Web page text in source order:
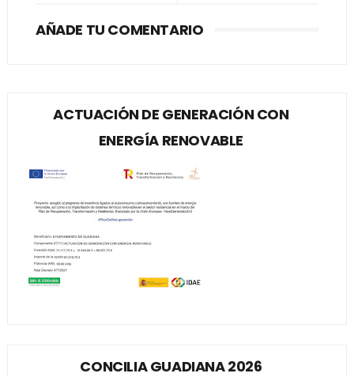
AÑADE TU COMENTARIO
ACTUACIÓN DE GENERACIÓN CON
ENERGÍA RENOVABLE
CONCILIA GUADIANA 2026